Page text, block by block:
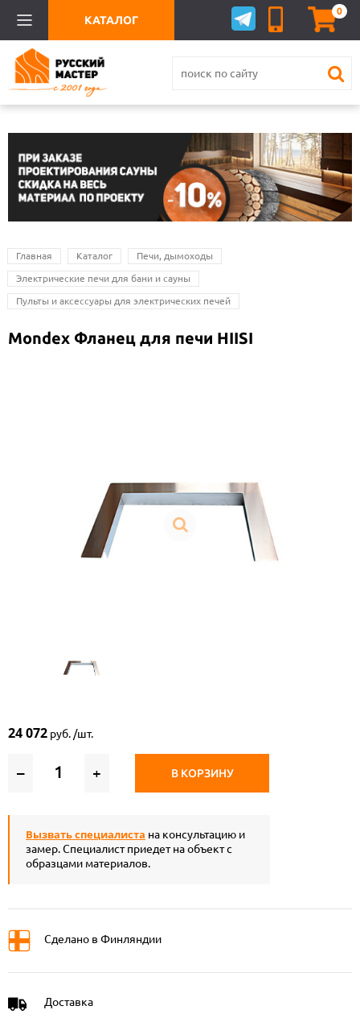
0
КАТАЛОГ
Главная Каталог Печи, дымоходы
Электрические печи для бани и сауны
Пульты и аксессуары для электрических печей
Mondex Фланец для печи HIISI
24 072 руб. /шт.
– + В КОРЗИНУ
Вызвать специалиста на консультацию и
замер. Специалист приедет на объект с
образцами материалов.
Сделано в Финляндии
Доставка